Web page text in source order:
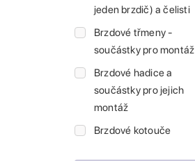
jeden brzdič) a čelisti
Brzdové třmeny -
součástky pro montáž
Brzdové hadice a
součástky pro jejich
montáž
Brzdové kotouče